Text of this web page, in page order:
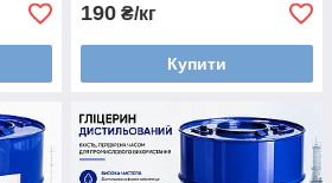
190 ₴/кг
Купити